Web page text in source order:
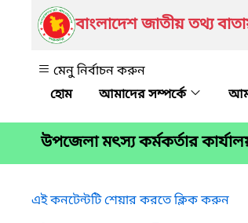
বাংলাদেশ জাতীয় তথ্য
মেনু নির্বাচন করুন
আমাদের সম্পর্কে
উপজেলা মৎস্য কর্মকর্তার
এই কনটেন্টটি শেয়ার করতে ক্লিক করুন